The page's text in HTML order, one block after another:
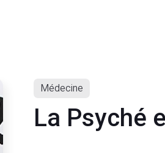
Médecine
La Psyché